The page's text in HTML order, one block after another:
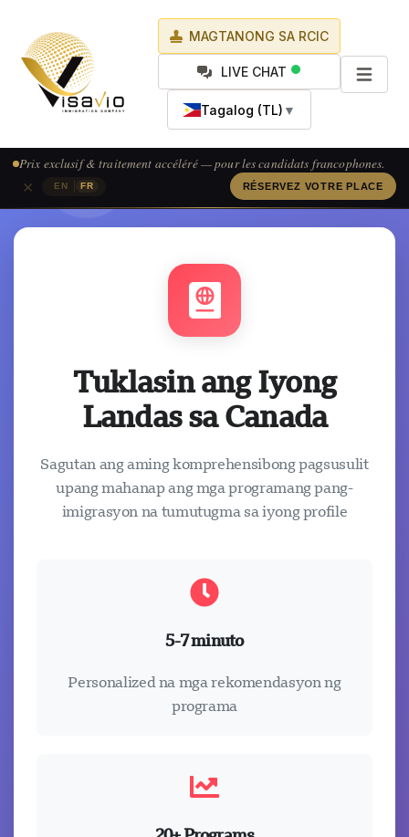
MAGTANONG SA RCIC
LIVE CHAT
Tagalog (TL) ▼
EN FR
Prix exclusif & traitement accéléré — pour les candidats francophones.
RÉSERVEZ VOTRE PLACE
×
Tuklasin ang Iyong
Landas sa Canada
Sagutan ang aming komprehensibong pagsusulit
upang mahanap ang mga programang pang-
imigrasyon na tumutugma sa iyong profile
5-7 minuto
Personalized na mga rekomendasyon ng
programa
VI
Visavio Support
Online
Naglo-load ang chat...